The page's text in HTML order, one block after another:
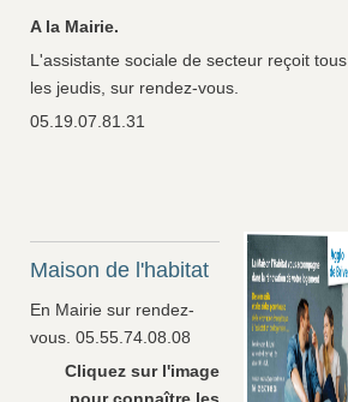
A la Mairie.
L'assistante sociale de secteur reçoit tous
les jeudis, sur rendez-vous.
05.19.07.81.31
Maison de l'habitat
En Mairie sur rendez-
vous. 05.55.74.08.08
Cliquez sur l'image